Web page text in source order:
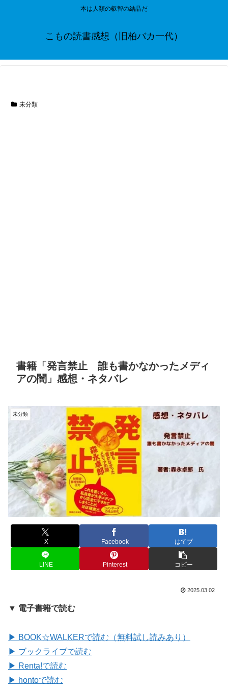
本は人類の叡智の結晶だ
こもの読書感想（旧柏バカ一代）
未分類
書籍「発言禁止 誰も書かなかったメディ
アの闇」感想・ネタバレ
未分類
X Facebook はてブ
LINE Pinterest コピー
2025.03.02
▼ 電子書籍で読む
▶ BOOK☆WALKERで読む（無料試し読みあり）
▶ ブックライブで読む
▶ Renta!で読む
▶ hontoで読む